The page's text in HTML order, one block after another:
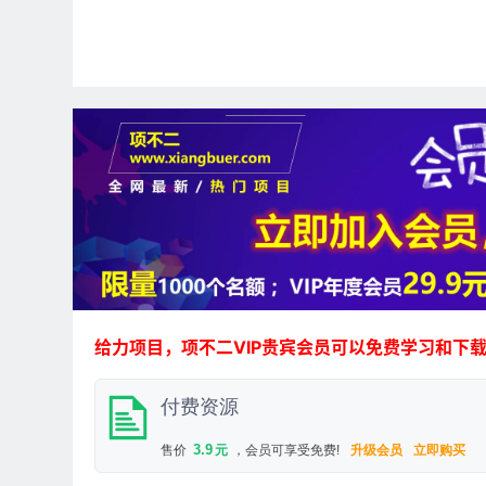
给力项目，项不二VIP贵宾会员可以免费学习和下载
付费资源
售价 3.9元 ，会员可享受免费! 升级会员 立即购买